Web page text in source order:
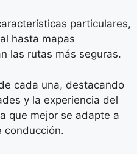
particulares,
hasta mapas
las rutas más seguras.
cada una, destacando
y la experiencia del
que mejor se adapte a
conducción.